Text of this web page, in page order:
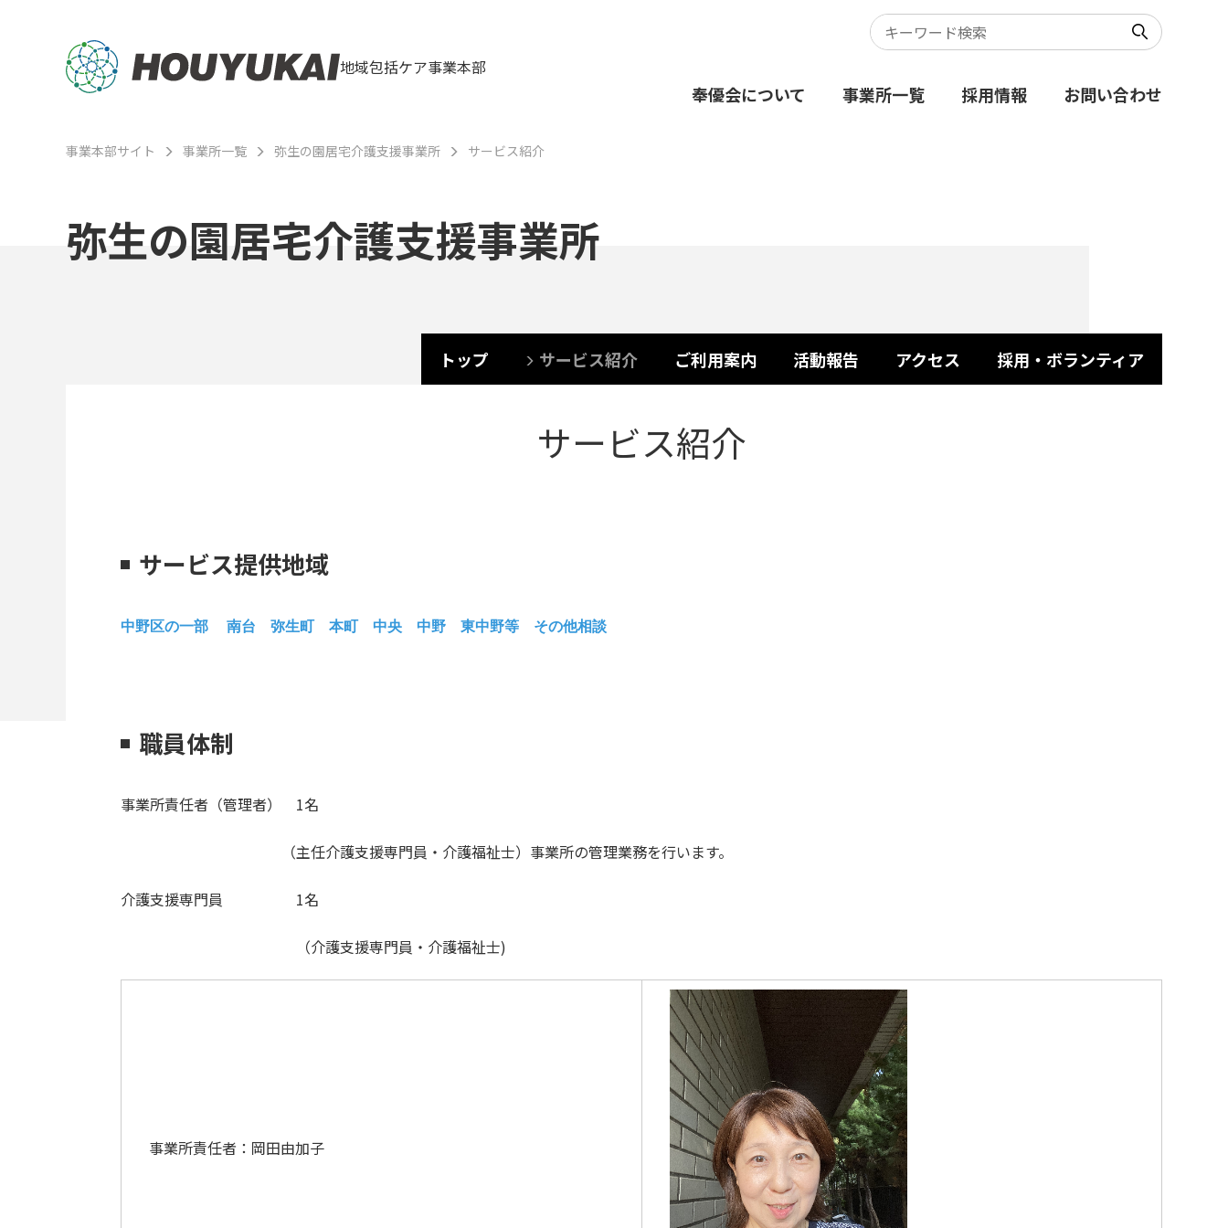
地域包括ケア事業本部
奉優会について 事業所一覧 採用情報 お問い合わせ
事業本部サイト 事業所一覧 弥生の園居宅介護支援事業所 サービス紹介
弥生の園居宅介護支援事業所
トップ サービス紹介 ご利用案内 活動報告 アクセス 採用・ボランティア
サービス紹介
サービス提供地域
中野区の一部 南台 弥生町 本町 中央 中野 東中野等 その他相談
職員体制
事業所責任者（管理者） 1名
（主任介護支援専門員・介護福祉士）事業所の管理業務を行います。
介護支援専門員 1名
（介護支援専門員・介護福祉士)
事業所責任者：岡田由加子